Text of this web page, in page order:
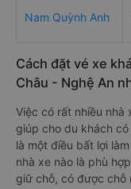
Nam Quỳnh Anh
Cách đặt vé xe
Châu - Nghệ An
Việc có rất nhiều nhà
giúp cho du khách
là một điều bất lợi
nhà xe nào là phù
giữ chỗ, có được chỗ